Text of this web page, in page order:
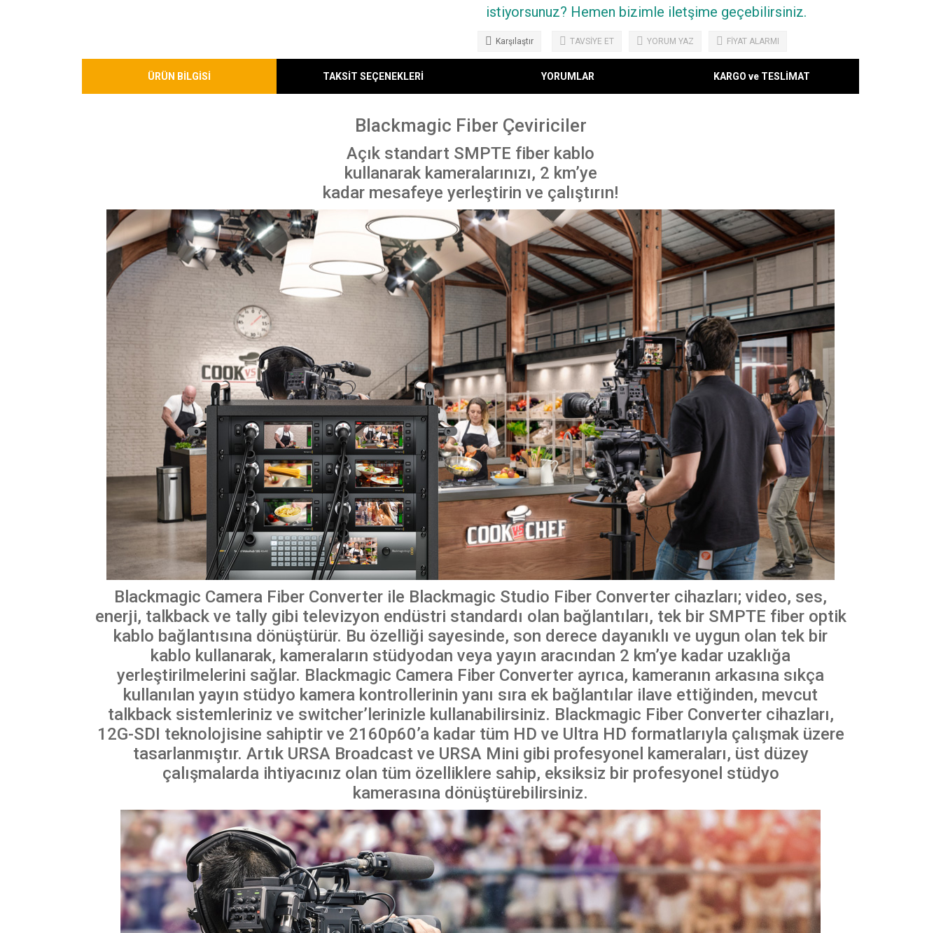
istiyorsunuz? Hemen bizimle iletşime geçebilirsiniz.
Karşılaştır TAVSİYE ET YORUM YAZ FİYAT ALARMI
ÜRÜN BİLGİSİ TAKSİT SEÇENEKLERİ YORUMLAR KARGO ve TESLİMAT
Blackmagic Fiber Çeviriciler
Açık standart SMPTE fiber kablo
kullanarak kameralarınızı, 2 km’ye
kadar mesafeye yerleştirin ve çalıştırın!
Blackmagic Camera Fiber Converter ile Blackmagic Studio Fiber Converter cihazları; video, ses,
enerji, talkback ve tally gibi televizyon endüstri standardı olan bağlantıları, tek bir SMPTE fiber optik
kablo bağlantısına dönüştürür. Bu özelliği sayesinde, son derece dayanıklı ve uygun olan tek bir
kablo kullanarak, kameraların stüdyodan veya yayın aracından 2 km’ye kadar uzaklığa
yerleştirilmelerini sağlar. Blackmagic Camera Fiber Converter ayrıca, kameranın arkasına sıkça
kullanılan yayın stüdyo kamera kontrollerinin yanı sıra ek bağlantılar ilave ettiğinden, mevcut
talkback sistemleriniz ve switcher’lerinizle kullanabilirsiniz. Blackmagic Fiber Converter cihazları,
12G-SDI teknolojisine sahiptir ve 2160p60’a kadar tüm HD ve Ultra HD formatlarıyla çalışmak üzere
tasarlanmıştır. Artık URSA Broadcast ve URSA Mini gibi profesyonel kameraları, üst düzey
çalışmalarda ihtiyacınız olan tüm özelliklere sahip, eksiksiz bir profesyonel stüdyo
kamerasına dönüştürebilirsiniz.